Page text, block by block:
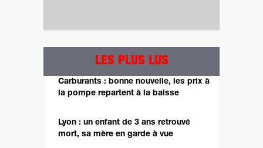
LES PLUS LUS
Carburants : bonne nouvelle, les prix à
la pompe repartent à la baisse
Lyon : un enfant de 3 ans retrouvé
mort, sa mère en garde à vue